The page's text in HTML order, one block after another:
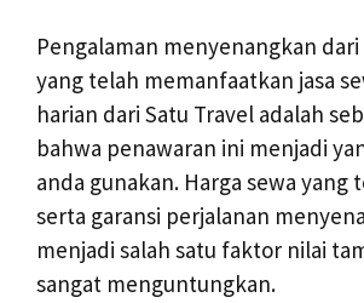
Pengalaman menyenangkan
yang telah memanfaatkan jasa
harian dari Satu Travel adalah
bahwa penawaran ini menjadi
anda gunakan. Harga sewa yang
serta garansi perjalanan
menjadi salah satu faktor nilai
sangat menguntungkan.